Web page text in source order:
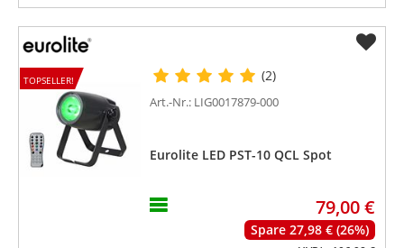
TOPSELLER! (2)
Art.-Nr.: LIG0017879-000
Eurolite LED PST-10 QCL Spot
79,00 €
Spare 27,98 € (26%)